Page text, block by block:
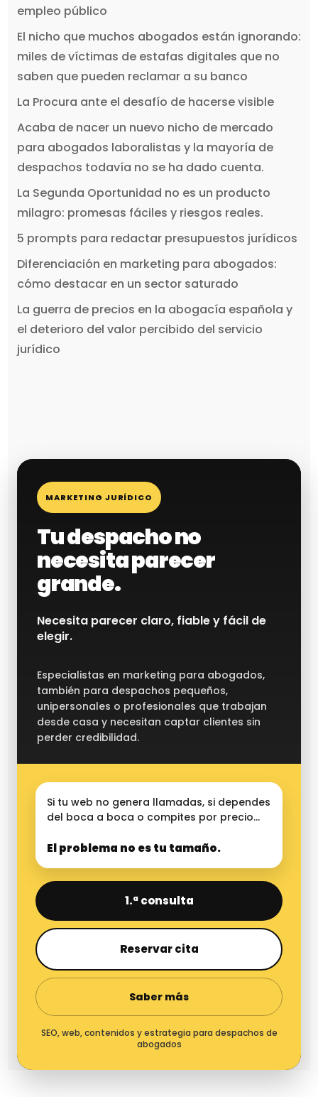
empleo público
El nicho que muchos abogados están ignorando:
miles de víctimas de estafas digitales que no
saben que pueden reclamar a su banco
La Procura ante el desafío de hacerse visible
Acaba de nacer un nuevo nicho de mercado
para abogados laboralistas y la mayoría de
despachos todavía no se ha dado cuenta.
La Segunda Oportunidad no es un producto
milagro: promesas fáciles y riesgos reales.
5 prompts para redactar presupuestos jurídicos
Diferenciación en marketing para abogados:
cómo destacar en un sector saturado
La guerra de precios en la abogacía española y
el deterioro del valor percibido del servicio
jurídico
MARKETING JURÍDICO
Tu despacho no
necesita parecer
grande.
Necesita parecer claro, fiable y fácil de
elegir.
Especialistas en marketing para abogados,
también para despachos pequeños,
unipersonales o profesionales que trabajan
desde casa y necesitan captar clientes sin
perder credibilidad.
Si tu web no genera llamadas, si dependes
del boca a boca o compites por precio…
El problema no es tu tamaño.
1.ª consulta
Reservar cita
Saber más
SEO, web, contenidos y estrategia para despachos de
abogados